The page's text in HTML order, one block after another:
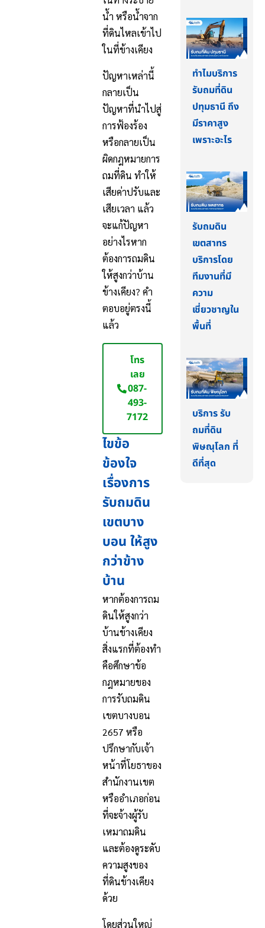
น้ำ หรือน้ำจาก
ที่ดินไหลเข้าไป
ในที่ข้างเคียง
ปัญหาเหล่านี้
กลายเป็น
ปัญหาที่นำไปสู่
การฟ้องร้อง
หรือกลายเป็น
ผิดกฎหมายการ
ถมที่ดิน ทำให้
เสียค่าปรับและ
เสียเวลา แล้ว
จะแก้ปัญหา
อย่างไรหาก
ต้องการถมดิน
ให้สูงกว่าบ้าน
ข้างเคียง? คำ
ตอบอยู่ตรงนี้
แล้ว
โทร
เลย
087-
493-
7172
ไขข้อ
ข้องใจ
เรื่องการ
รับถมดิน
เขตบาง
บอน ให้สูง
กว่าข้าง
บ้าน
หากต้องการถม
ดินให้สูงกว่า
บ้านข้างเคียง
สิ่งแรกที่ต้องทำ
คือศึกษาข้อ
กฎหมายของ
การรับถมดิน
เขตบางบอน
2657 หรือ
ปรึกษากับเจ้า
หน้าที่โยธาของ
สำนักงานเขต
หรืออำเภอก่อน
ที่จะจ้างผู้รับ
เหมาถมดิน
และต้องดูระดับ
ความสูงของ
ที่ดินข้างเคียง
ด้วย
โดยส่วนใหญ่
ทำไมบริการ
รับถมที่ดิน
ปทุมธานี ถึง
มีราคาสูง
เพราะอะไร
รับถมดิน
เขตสาทร
บริการโดย
ทีมงานที่มี
ความ
เชี่ยวชาญใน
พื้นที่
บริการ รับ
ถมที่ดิน
พิษณุโลก ที่
ดีที่สุด